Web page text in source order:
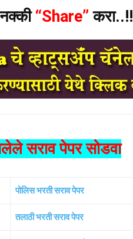
नक्की“Share” करा..!!
सराव पेपर सोडवा
पोलिस भरती सराव पेपर
तलाठी भरती सराव पेपर